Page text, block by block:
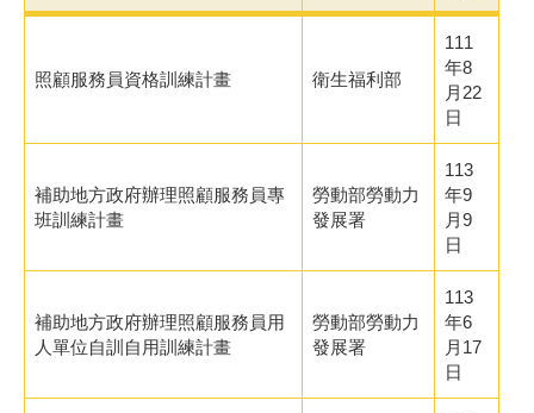
照顧服務員資格訓練計畫 衛生福利部
111
年8
月22
日
補助地方政府辦理照顧服務員專
班訓練計畫
勞動部勞動力
發展署
113
年9
月9
日
補助地方政府辦理照顧服務員用
人單位自訓自用訓練計畫
勞動部勞動力
發展署
113
年6
月17
日